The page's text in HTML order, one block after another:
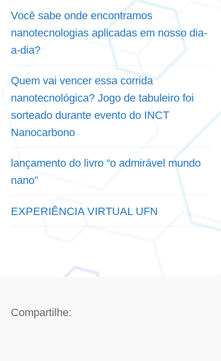
Você sabe onde encontramos
nanotecnologias aplicadas em nosso dia-
a-dia?
Quem vai vencer essa corrida
nanotecnológica? Jogo de tabuleiro foi
sorteado durante evento do INCT
Nanocarbono
lançamento do livro “o admirável mundo
nano”
EXPERIÊNCIA VIRTUAL UFN
Compartilhe: